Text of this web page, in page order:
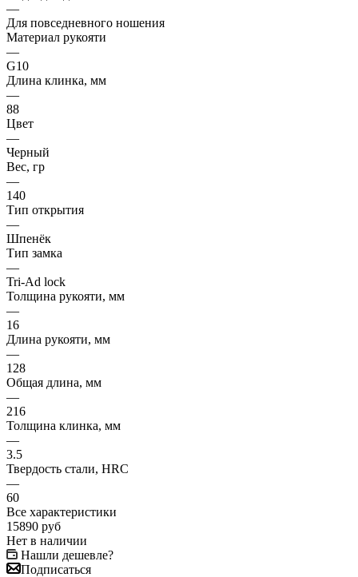
—
Для повседневного ношения
Материал рукояти
—
G10
Длина клинка, мм
—
88
Цвет
—
Черный
Вес, гр
—
140
Тип открытия
—
Шпенёк
Тип замка
—
Tri-Ad lock
Толщина рукояти, мм
—
16
Длина рукояти, мм
—
128
Общая длина, мм
—
216
Толщина клинка, мм
—
3.5
Твердость стали, HRC
—
60
Все характеристики
15890 руб
Нет в наличии
Нашли дешевле?
Подписаться